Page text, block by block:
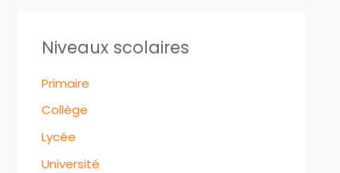
Niveaux scolaires
Primaire
Collège
Lycée
Université